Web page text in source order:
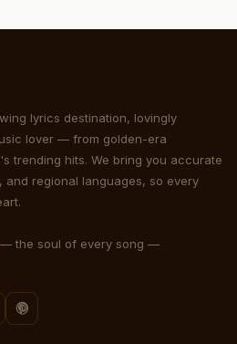
lyrics destination, lovingly
lover — from golden-era
trending hits. We bring you accurate
and regional languages, so every
— the soul of every song —